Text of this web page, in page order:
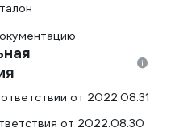
от 2022.08.31
от 2022.08.30